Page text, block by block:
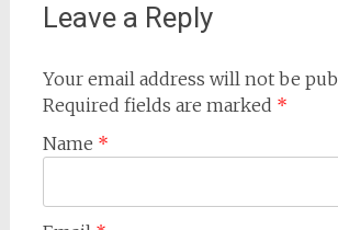
Leave a Reply
Your email address will not be
Required fields are marked *
Name *